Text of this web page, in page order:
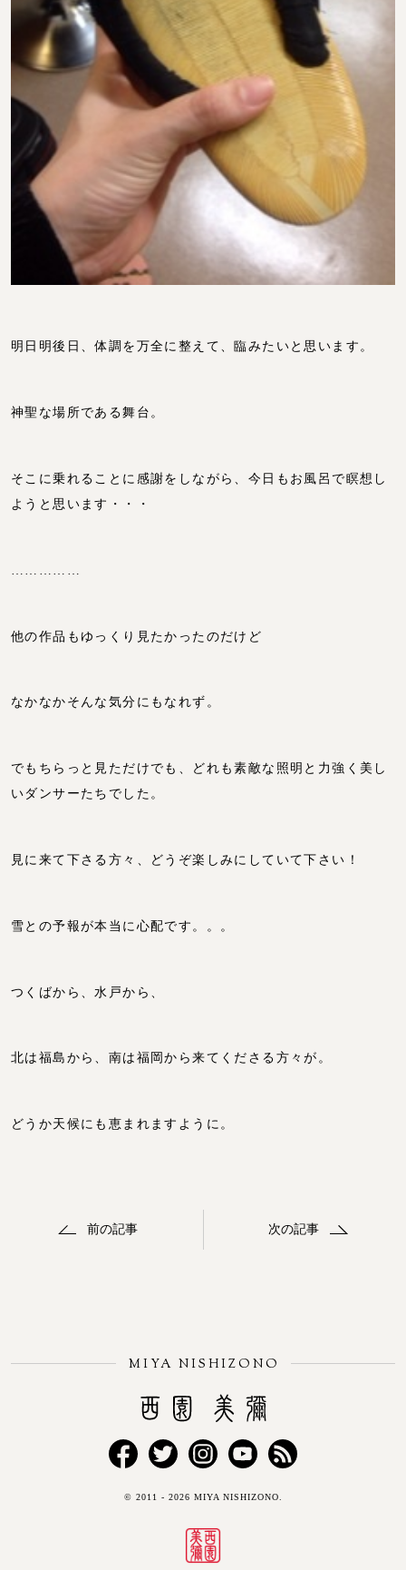
明日明後日、体調を万全に整えて、臨みたいと思います。
神聖な場所である舞台。
そこに乗れることに感謝をしながら、今日もお風呂で瞑想し
ようと思います・・・
他の作品もゆっくり見たかったのだけど
なかなかそんな気分にもなれず。
でもちらっと見ただけでも、どれも素敵な照明と力強く美し
いダンサーたちでした。
見に来て下さる方々、どうぞ楽しみにしていて下さい！
雪との予報が本当に心配です。。。
つくばから、水戸から、
北は福島から、南は福岡から来てくださる方々が。
どうか天候にも恵まれますように。
前の記事 次の記事
MIYA NISHIZONO
Miya Nishizono
FacebookTwitter InstagramYouTubeRSS
FEED
© 2011 - 2026 MIYA NISHIZONO.